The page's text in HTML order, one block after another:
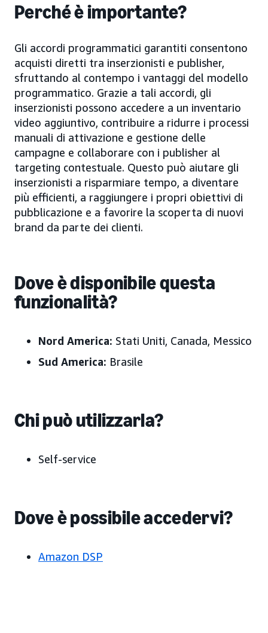
Perché è importante?
Gli accordi programmatici garantiti consentono
acquisti diretti tra inserzionisti e publisher,
sfruttando al contempo i vantaggi del modello
programmatico. Grazie a tali accordi, gli
inserzionisti possono accedere a un inventario
video aggiuntivo, contribuire a ridurre i processi
manuali di attivazione e gestione delle
campagne e collaborare con i publisher al
targeting contestuale. Questo può aiutare gli
inserzionisti a risparmiare tempo, a diventare
più efficienti, a raggiungere i propri obiettivi di
pubblicazione e a favorire la scoperta di nuovi
brand da parte dei clienti.
Dove è disponibile questa
funzionalità?
Nord America: Stati Uniti, Canada, Messico
Sud America: Brasile
Chi può utilizzarla?
Self-service
Dove è possibile accedervi?
Amazon DSP